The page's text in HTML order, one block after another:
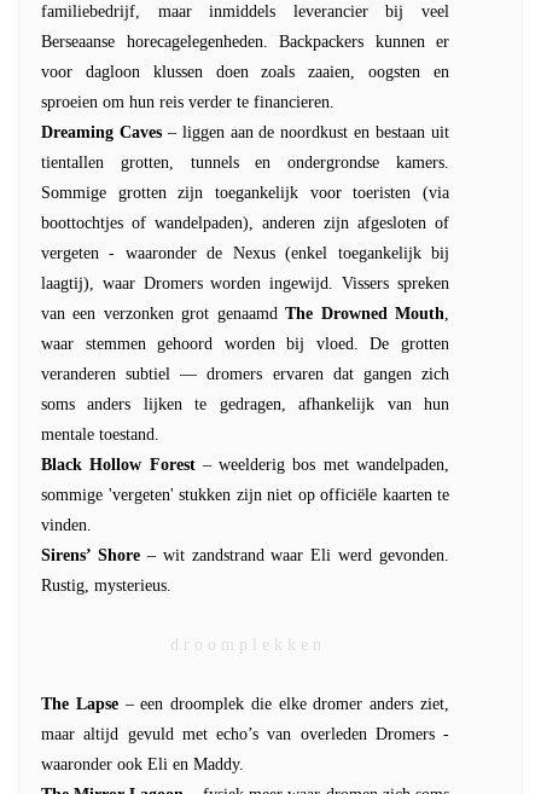
familiebedrijf, maar inmiddels leverancier bij veel
Berseaanse horecagelegenheden. Backpackers kunnen er
voor dagloon klussen doen zoals zaaien, oogsten en
sproeien om hun reis verder te financieren.
Dreaming Caves– liggen aan de noordkust en bestaan uit
tientallen grotten, tunnels en ondergrondse kamers.
Sommige grotten zijn toegankelijk voor toeristen (via
boottochtjes of wandelpaden), anderen zijn afgesloten of
vergeten - waaronder de Nexus (enkel toegankelijk bij
laagtij), waar Dromers worden ingewijd. Vissers spreken
van een verzonken grot genaamdThe Drowned Mouth
waar stemmen gehoord worden bij vloed. De grotten
veranderen subtiel — dromers ervaren dat gangen zich
soms anders lijken te gedragen, afhankelijk van hun
mentale toestand.
Black Hollow Forest– weelderig bos met wandelpaden,
sommige 'vergeten' stukken zijn niet op officiële kaarten te
vinden.
Sirens’ Shore– wit zandstrand waar Eli werd gevonden.
Rustig, mysterieus.
d r o o m p l e k k e n
The Lapse– een droomplek die elke dromer anders ziet,
maar altijd gevuld met echo’s van overleden Dromers -
waaronder ook Eli en Maddy.